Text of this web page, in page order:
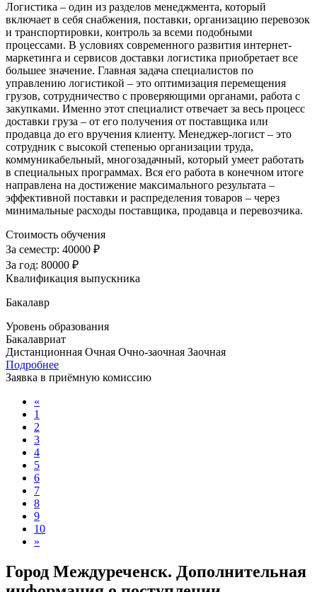
Логистика – один из разделов менеджмента, который
включает в себя снабжения, поставки, организацию перевозок
и транспортировки, контроль за всеми подобными
процессами. В условиях современного развития интернет-
маркетинга и сервисов доставки логистика приобретает все
большее значение. Главная задача специалистов по
управлению логистикой – это оптимизация перемещения
грузов, сотрудничество с проверяющими органами, работа с
закупками. Именно этот специалист отвечает за весь процесс
доставки груза – от его получения от поставщика или
продавца до его вручения клиенту. Менеджер-логист – это
сотрудник с высокой степенью организации труда,
коммуникабельный, многозадачный, который умеет работать
в специальных программах. Вся его работа в конечном итоге
направлена на достижение максимального результата –
эффективной поставки и распределения товаров – через
минимальные расходы поставщика, продавца и перевозчика.
Стоимость обучения
За семестр: 40000 ₽
За год: 80000 ₽
Квалификация выпускника
Бакалавр
Уровень образования
Бакалавриат
Дистанционная Очная Очно-заочная Заочная
Подробнее
Заявка в приёмную комиссию
«
1
2
3
4
5
6
7
8
9
10
»
Город Междуреченск. Дополнительная